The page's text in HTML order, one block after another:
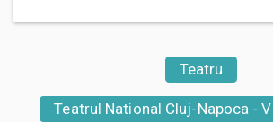
Teatru
Teatrul National Cluj-Napoca -